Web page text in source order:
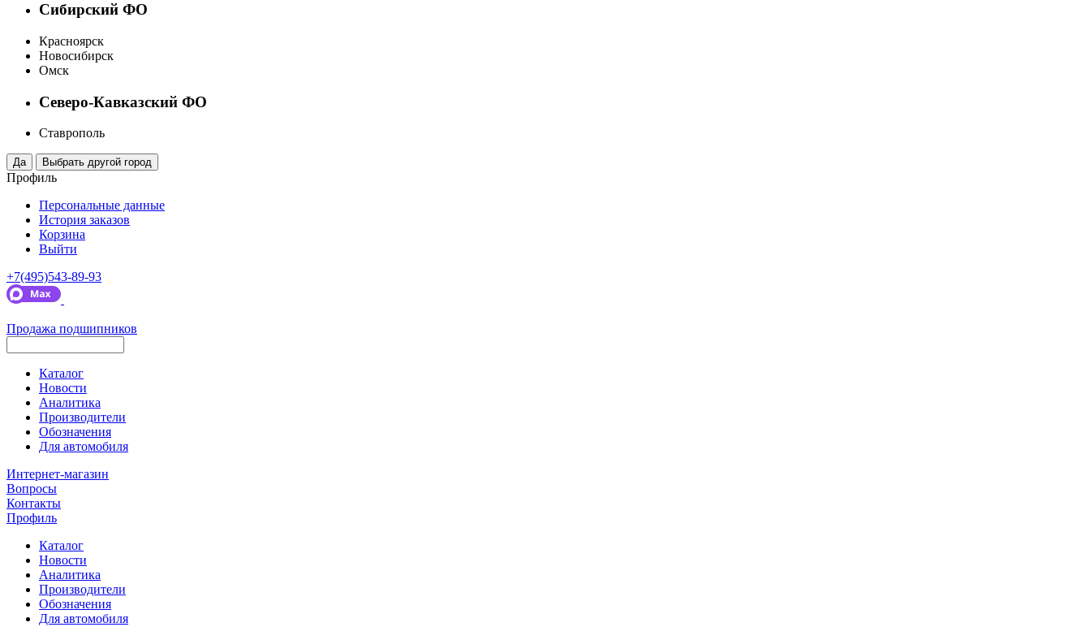
Сибирский ФО
Красноярск
Новосибирск
Омск
Северо-Кавказский ФО
Ставрополь
Профиль
Персональные данные
История заказов
Корзина
Выйти
+7(495)543-89-93
Продажа подшипников
Каталог
Новости
Аналитика
Производители
Обозначения
Для автомобиля
Интернет-магазин
Вопросы
Контакты
Профиль
Каталог
Новости
Аналитика
Производители
Обозначения
Для автомобиля